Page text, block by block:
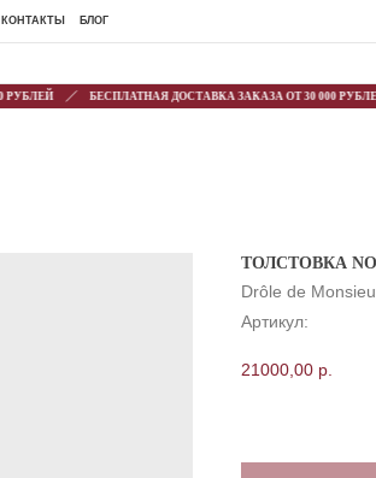
БЕСПЛАТНАЯ ДОСТАВКА ЗАКАЗА ОТ 30 000 РУБЛЕЙ
БЛОГ
ТОЛСТОВКА
Drôle de
Артикул:
21000,00 р.